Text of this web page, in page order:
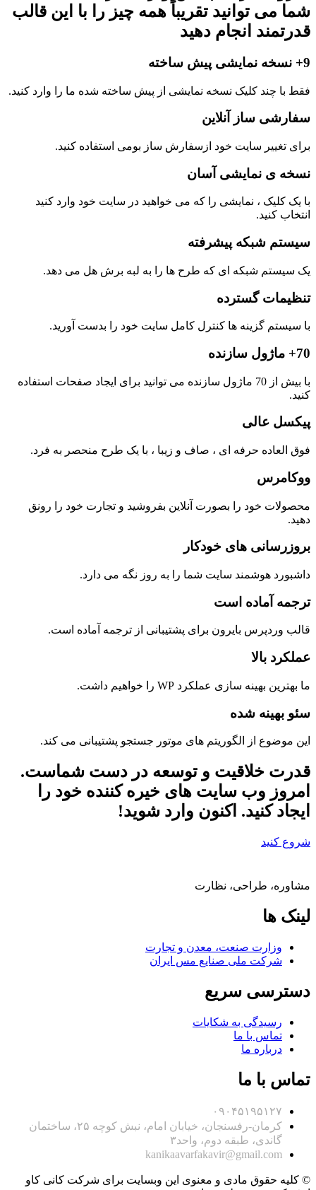
شما می توانید تقریباً همه چیز را با این قالب
قدرتمند انجام دهید
9+ نسخه نمایشی پیش ساخته
فقط با چند کلیک نسخه نمایشی از پیش ساخته شده ما را وارد کنید.
سفارشی ساز آنلاین
برای تغییر سایت خود ازسفارش ساز بومی استفاده کنید.
نسخه ی نمایشی آسان
با یک کلیک ، نمایشی را که می خواهید در سایت خود وارد کنید
انتخاب کنید.
سیستم شبکه پیشرفته
یک سیستم شبکه ای که طرح ها را به لبه برش هل می دهد.
تنظیمات گسترده
با سیستم گزینه ها کنترل کامل سایت خود را بدست آورید.
70+ ماژول سازنده
با بیش از 70 ماژول سازنده می توانید برای ایجاد صفحات استفاده
کنید.
پیکسل عالی
فوق العاده حرفه ای ، صاف و زیبا ، با یک طرح منحصر به فرد.
ووکامرس
محصولات خود را بصورت آنلاین بفروشید و تجارت خود را رونق
دهید.
بروزرسانی های خودکار
داشبورد هوشمند سایت شما را به روز نگه می دارد.
ترجمه آماده است
قالب وردپرس بایرون برای پشتیبانی از ترجمه آماده است.
عملکرد بالا
ما بهترین بهینه سازی عملکرد WP را خواهیم داشت.
سئو بهینه شده
این موضوع از الگوریتم های موتور جستجو پشتیبانی می کند.
قدرت خلاقیت و توسعه در دست شماست.
امروز وب سایت های خیره کننده خود را
ایجاد کنید. اکنون وارد شوید!
شروع کنید
مشاوره، طراحی، نظارت
لینک ها
وزارت صنعت، معدن و تجارت
شرکت ملی صنایع مس ایران
دسترسی سریع
رسیدگی به شکایات
تماس با ما
درباره ما
تماس با ما
۰۹۰۴۵۱۹۵۱۲۷
کرمان-رفسنجان، خیابان امام، نبش کوچه ۲۵، ساختمان
گاندی، طبقه دوم، واحد۳
kanikaavarfakavir@gmail.com
© کلیه حقوق مادی و معنوی این وبسایت برای شرکت کانی کاو